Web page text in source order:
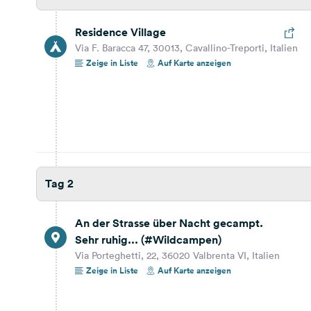
Residence Village
Via F. Baracca 47, 30013, Cavallino-Treporti, Italien
Zeige in Liste
Auf Karte anzeigen
Tag 2
An der Strasse über Nacht gecampt.
Sehr ruhig... (#Wildcampen)
Via Porteghetti, 22, 36020 Valbrenta VI, Italien
Zeige in Liste
Auf Karte anzeigen